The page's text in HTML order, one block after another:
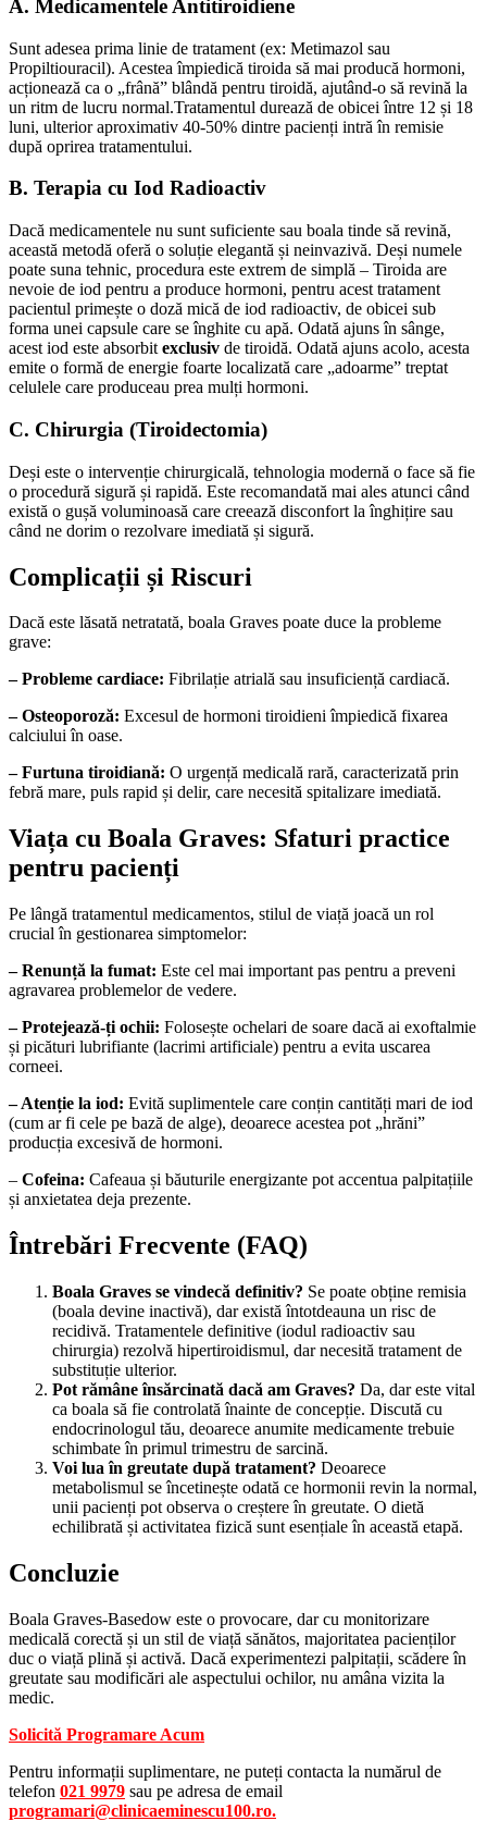
A. Medicamentele Antitiroidiene
Sunt adesea prima linie de tratament (ex: Metimazol sau
Propiltiouracil). Acestea împiedică tiroida să mai producă hormoni,
acționează ca o „frână” blândă pentru tiroidă, ajutând-o să revină la
un ritm de lucru normal.Tratamentul durează de obicei între 12 și 18
luni, ulterior aproximativ 40-50% dintre pacienți intră în remisie
după oprirea tratamentului.
B. Terapia cu Iod Radioactiv
Dacă medicamentele nu sunt suficiente sau boala tinde să revină,
această metodă oferă o soluție elegantă și neinvazivă. Deși numele
poate suna tehnic, procedura este extrem de simplă – Tiroida are
nevoie de iod pentru a produce hormoni, pentru acest tratament
pacientul primește o doză mică de iod radioactiv, de obicei sub
forma unei capsule care se înghite cu apă. Odată ajuns în sânge,
acest iod este absorbit exclusiv de tiroidă. Odată ajuns acolo, acesta
emite o formă de energie foarte localizată care „adoarme” treptat
celulele care produceau prea mulți hormoni.
C. Chirurgia (Tiroidectomia)
Deși este o intervenție chirurgicală, tehnologia modernă o face să fie
o procedură sigură și rapidă. Este recomandată mai ales atunci când
există o gușă voluminoasă care creează disconfort la înghițire sau
când ne dorim o rezolvare imediată și sigură.
Complicații și Riscuri
Dacă este lăsată netratată, boala Graves poate duce la probleme
grave:
– Probleme cardiace: Fibrilație atrială sau insuficiență cardiacă.
– Osteoporoză: Excesul de hormoni tiroidieni împiedică fixarea
calciului în oase.
– Furtuna tiroidiană: O urgență medicală rară, caracterizată prin
febră mare, puls rapid și delir, care necesită spitalizare imediată.
Viața cu Boala Graves: Sfaturi practice
pentru pacienți
Pe lângă tratamentul medicamentos, stilul de viață joacă un rol
crucial în gestionarea simptomelor:
– Renunță la fumat: Este cel mai important pas pentru a preveni
agravarea problemelor de vedere.
– Protejează-ți ochii: Folosește ochelari de soare dacă ai exoftalmie
și picături lubrifiante (lacrimi artificiale) pentru a evita uscarea
corneei.
– Atenție la iod: Evită suplimentele care conțin cantități mari de iod
(cum ar fi cele pe bază de alge), deoarece acestea pot „hrăni”
producția excesivă de hormoni.
– Cofeina: Cafeaua și băuturile energizante pot accentua palpitațiile
și anxietatea deja prezente.
Întrebări Frecvente (FAQ)
Boala Graves se vindecă definitiv? Se poate obține remisia
(boala devine inactivă), dar există întotdeauna un risc de
recidivă. Tratamentele definitive (iodul radioactiv sau
chirurgia) rezolvă hipertiroidismul, dar necesită tratament de
substituție ulterior.
Pot rămâne însărcinată dacă am Graves? Da, dar este vital
ca boala să fie controlată înainte de concepție. Discută cu
endocrinologul tău, deoarece anumite medicamente trebuie
schimbate în primul trimestru de sarcină.
Voi lua în greutate după tratament? Deoarece
metabolismul se încetinește odată ce hormonii revin la normal,
unii pacienți pot observa o creștere în greutate. O dietă
echilibrată și activitatea fizică sunt esențiale în această etapă.
Concluzie
Boala Graves-Basedow este o provocare, dar cu monitorizare
medicală corectă și un stil de viață sănătos, majoritatea pacienților
duc o viață plină și activă. Dacă experimentezi palpitații, scădere în
greutate sau modificări ale aspectului ochilor, nu amâna vizita la
medic.
Solicită Programare Acum
Pentru informații suplimentare, ne puteți contacta la numărul de
telefon 021 9979 sau pe adresa de email
programari@clinicaeminescu100.ro.